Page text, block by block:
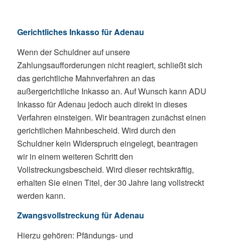
Gerichtliches Inkasso für Adenau
Wenn der Schuldner auf unsere
Zahlungsaufforderungen nicht reagiert, schließt sich
das gerichtliche Mahnverfahren an das
außergerichtliche Inkasso an. Auf Wunsch kann ADU
Inkasso für Adenau jedoch auch direkt in dieses
Verfahren einsteigen. Wir beantragen zunächst einen
gerichtlichen Mahnbescheid. Wird durch den
Schuldner kein Widerspruch eingelegt, beantragen
wir in einem weiteren Schritt den
Vollstreckungsbescheid. Wird dieser rechtskräftig,
erhalten Sie einen Titel, der 30 Jahre lang vollstreckt
werden kann.
Zwangsvollstreckung für Adenau
Hierzu gehören: Pfändungs- und